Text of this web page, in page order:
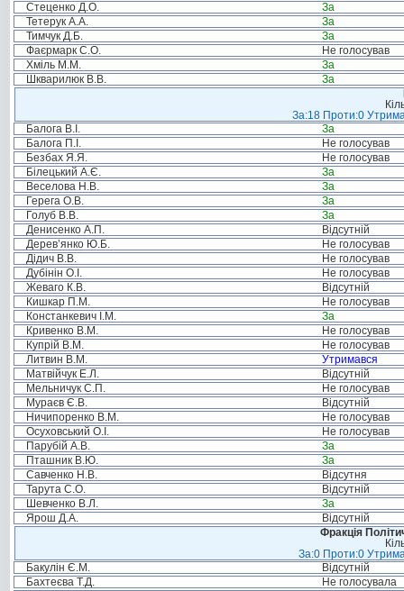
Стеценко Д.О.
За
Тетерук А.А.
За
Тимчук Д.Б.
За
Фаєрмарк С.О.
Не голосував
Хміль М.М.
За
Шкварилюк В.В.
За
За:18 Проти:0
Балога В.І.
За
Балога П.І.
Не голосував
Безбах Я.Я.
Не голосував
Білецький А.Є.
За
Веселова Н.В.
За
Герега О.В.
За
Голуб В.В.
За
Денисенко А.П.
Відсутній
Дерев’янко Ю.Б.
Не голосував
Дідич В.В.
Не голосував
Дубінін О.І.
Не голосував
Жеваго К.В.
Відсутній
Кишкар П.М.
Не голосував
Констанкевич І.М.
За
Кривенко В.М.
Не голосував
Купрій В.М.
Не голосував
Литвин В.М.
Утримався
Матвійчук Е.Л.
Відсутній
Мельничук С.П.
Не голосував
Мураєв Є.В.
Відсутній
Ничипоренко В.М.
Не голосував
Осуховський О.І.
Не голосував
Парубій А.В.
За
Пташник В.Ю.
За
Савченко Н.В.
Відсутня
Тарута С.О.
Відсутній
Шевченко В.Л.
За
Ярош Д.А.
Відсутній
Фракція
За:0 Проти:0
Бакулін Є.М.
Відсутній
Бахтеєва Т.Д.
Не голосувала